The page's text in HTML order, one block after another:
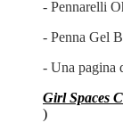
- Pennarelli
- Penna Gel
- Una pagina
Girl Spaces
)